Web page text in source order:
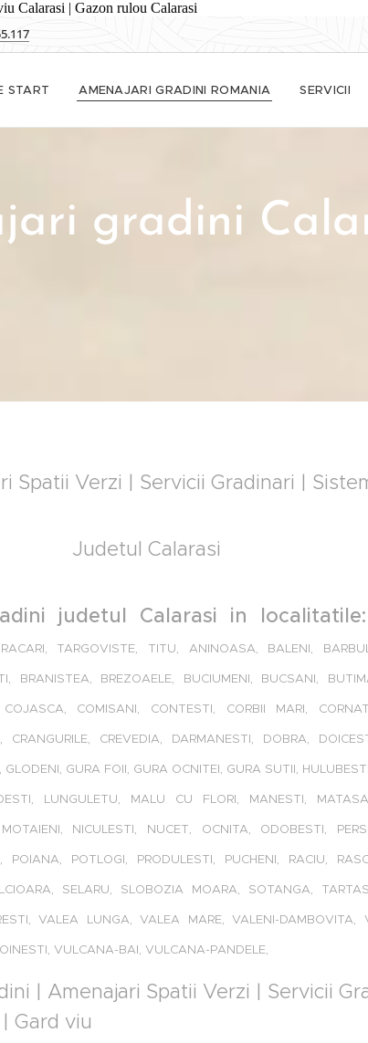
Calarasi | Gazon rulou Calarasi
START AMENAJARI GRADINI ROMANIA SERVICII
gradini
Spatii Verzi | Servicii Gradinari |
Judetul Calarasi
judetul Calarasi in localitatile:
TARGOVISTE, TITU, ANINOASA, BALENI,
BRANISTEA, BREZOAELE, BUCIUMENI, BUCSANI,
COMISANI, CONTESTI, CORBII MARI,
CREVEDIA, DARMANESTI, DOBRA,
GLODENI, GURA FOII, GURA OCNITEI, GURA SUTII,
LUNGULETU, MALU CU FLORI, MANESTI,
NICULESTI, NUCET, OCNITA, ODOBESTI,
POIANA, POTLOGI, PRODULESTI, PUCHENI, RACIU,
SELARU, SLOBOZIA MOARA, SOTANGA,
VALEA LUNGA, VALEA MARE, VALENI-DAMBOVITA,
VULCANA-BAI, VULCANA-PANDELE,
| Amenajari Spatii Verzi | Servicii
Gard viu